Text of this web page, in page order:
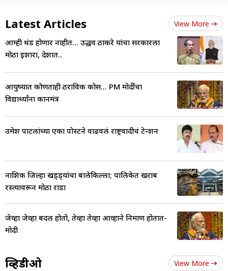
Latest Articles View More
आम्ही थंड होणार नाहीत... उद्धव ठाकरे यांचा सरकारला
मोठा इशारा, देशात..
आयुष्यात कोणताही ठराविक कोर्स... PM मोदींचा
विद्यार्थ्यांना कानमंत्र
उमेश पाटलांच्या एका पोस्टने वाढवलं राष्ट्रवादीचं टेन्शन
नाशिक जिल्हा खड्ड्यांचा बालेकिल्ला; पालिकेत खराब
रस्त्यावरून मोठा राडा
जेव्हा जेव्हा बदल होतो, तेव्हा तेव्हा आव्हाने निर्माण होतात-
मोदी
व्हिडीओ View More